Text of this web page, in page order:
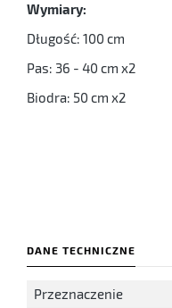
Wymiary:
Długość: 100 cm
Pas: 36 - 40 cm x2
Biodra: 50 cm x2
DANE TECHNICZNE
Przeznaczenie